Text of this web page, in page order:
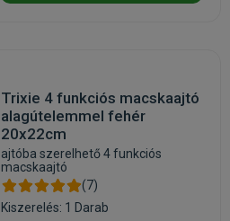
Trixie 4 funkciós macskaajtó
alagútelemmel fehér
20x22cm
ajtóba szerelhető 4 funkciós
macskaajtó
(7)
Kiszerelés: 1 Darab